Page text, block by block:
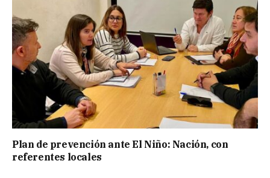
Plan de prevención ante El Niño: Nación, con
referentes locales